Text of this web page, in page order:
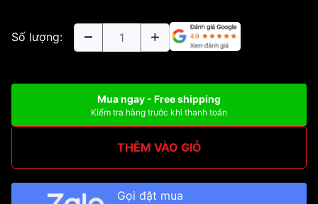
Số lượng:
Mua ngay - Free shipping
Kiểm tra hàng trước khi thanh toán
THÊM VÀO GIỎ
Gọi đặt mua